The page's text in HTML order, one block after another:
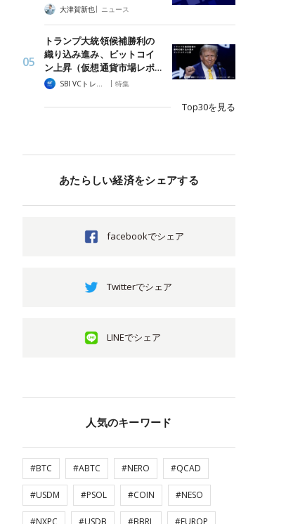
大津賀新也| ニュース
トランプ大統領候補勝利の
織り込み進み、ビットコイ
ン上昇（仮想通貨市場レポ…
| 特集
Top30を見る
あたらしい経済をシェアする
facebookでシェア
Twitterでシェア
LINEでシェア
人気のキーワード
#BTC #ABTC #NERO #QCAD
#USDM #PSOL #COIN #NESO
#NXPC #USDB #BBRL #EUROP